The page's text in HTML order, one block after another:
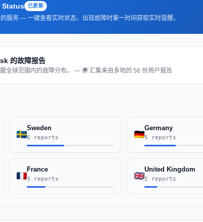
Status 已更新
服务 — 一键查看实时状态，出现故障时第一时间获取实时提醒。
的故障报告
全球范围内的故障分布。 — 🌍 汇集来自多地的 56 份用户报告
Sweden
6 reports
Germany
5 reports
France
3 reports
United Kingdom
2 reports